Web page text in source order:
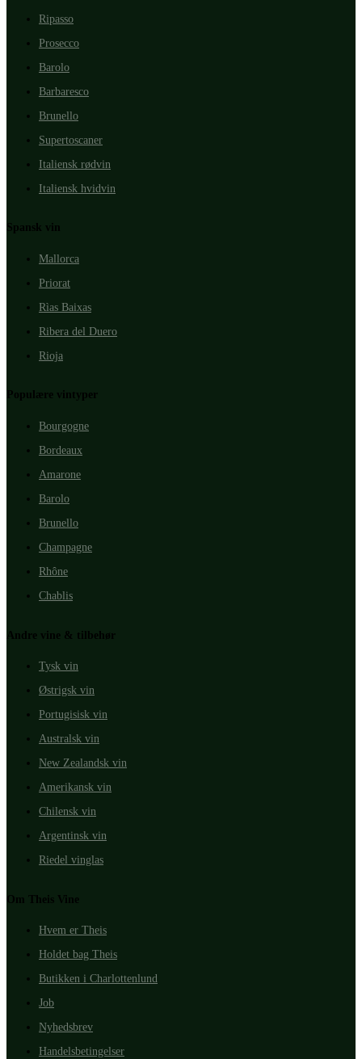
Ripasso
Prosecco
Barolo
Barbaresco
Brunello
Supertoscaner
Italiensk rødvin
Italiensk hvidvin
Spansk vin
Mallorca
Priorat
Rìas Baixas
Ribera del Duero
Rioja
Populære vintyper
Bourgogne
Bordeaux
Amarone
Barolo
Brunello
Champagne
Rhône
Chablis
Andre vine & tilbehør
Tysk vin
Østrigsk vin
Portugisisk vin
Australsk vin
New Zealandsk vin
Amerikansk vin
Chilensk vin
Argentinsk vin
Riedel vinglas
Om Theis Vine
Hvem er Theis
Holdet bag Theis
Butikken i Charlottenlund
Job
Nyhedsbrev
Handelsbetingelser